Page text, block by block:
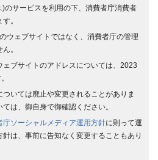
のサービスを利用の下、消費者庁消費者
。
ウェブサイトではなく、消費者庁の管理
。
ェブサイトのアドレスについては、2023
いては廃止や変更されることがありま
は、御自身で御確認ください。
庁ソーシャルメディア運用方針に則って運
は、事前に告知なく変更することもあり